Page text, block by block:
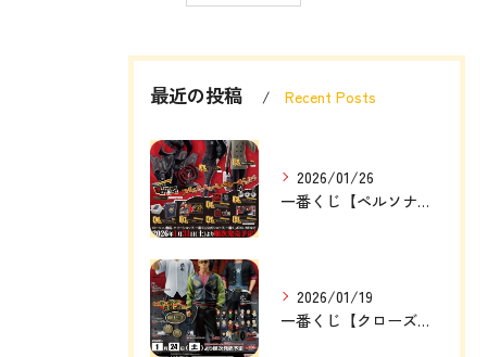
最近の投稿 Recent Posts
2026/01/26
一番くじ【ペルソナ５ザ・ロイヤル】
2026/01/19
一番くじ【クローズ＆WORST ～さすらいの鴉たち～】